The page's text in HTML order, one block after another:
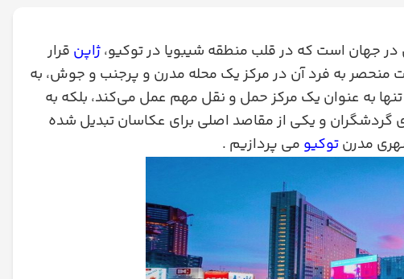
در جهان است که در قلب منطقه شیبویا در توکیو،ژاپن قرار
منحصر به فرد آن در مرکز یک محله مدرن و پرجنب و جوش، به
به عنوان یک مرکز حمل و نقل مهم عمل می‌کند، بلکه به
گردشگران و یکی از مقاصد اصلی برای عکاسان تبدیل شده
مدرنتوکیو می پردازیم .